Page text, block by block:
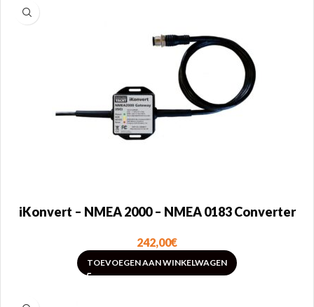
iKonvert – NMEA 2000 – NMEA 0183 Converter
242,00€
TOEVOEGEN AAN WINKELWAGEN